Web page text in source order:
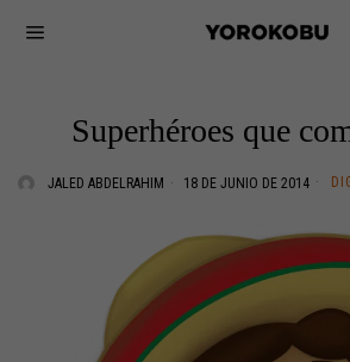
Superhéroes que
JALED ABDELRAHIM 18 DE JUNIO DE 2014